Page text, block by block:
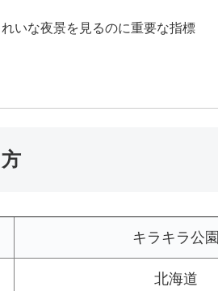
いな夜景を見るのに重要な指標
キラキラ公園
北海道